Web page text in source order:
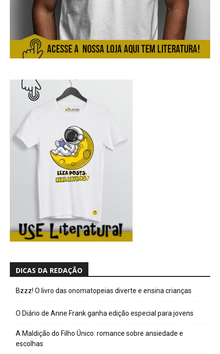
DICAS DA REDAÇÃO
Bzzz! O livro das onomatopeias diverte e ensina crianças
O Diário de Anne Frank ganha edição especial para jovens
A Maldição do Filho Único: romance sobre ansiedade e
escolhas